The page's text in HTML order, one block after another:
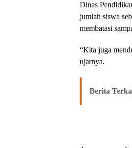
Dinas
jumlah siswa
membatasi
“Kita juga
ujarnya.
Berita